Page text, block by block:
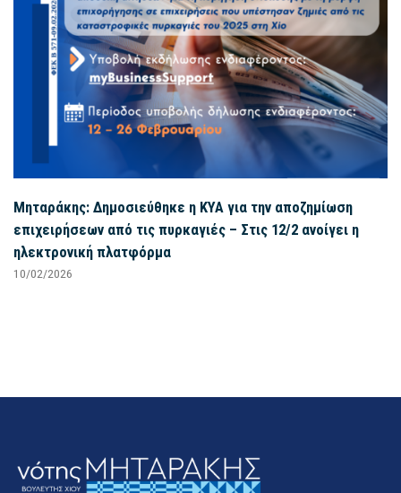
Μηταράκης: Δημοσιεύθηκε η ΚΥΑ για την αποζημίωση
επιχειρήσεων από τις πυρκαγιές – Στις 12/2 ανοίγει η
ηλεκτρονική πλατφόρμα
10/02/2026